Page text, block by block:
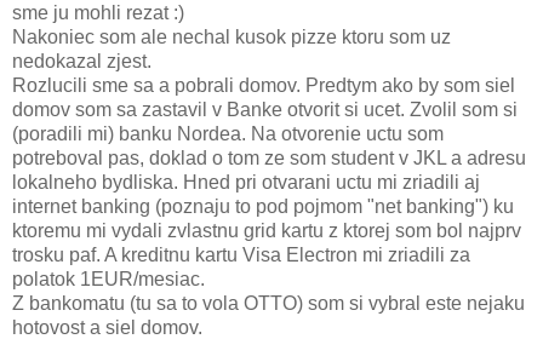
sme ju mohli rezat :)
Nakoniec som ale nechal kusok pizze ktoru som uz
nedokazal zjest.
Rozlucili sme sa a pobrali domov. Predtym ako by som siel
domov som sa zastavil v Banke otvorit si ucet. Zvolil som si
(poradili mi) banku Nordea. Na otvorenie uctu som
potreboval pas, doklad o tom ze som student v JKL a adresu
lokalneho bydliska. Hned pri otvarani uctu mi zriadili aj
internet banking (poznaju to pod pojmom "net banking") ku
ktoremu mi vydali zvlastnu grid kartu z ktorej som bol najprv
trosku paf. A kreditnu kartu Visa Electron mi zriadili za
polatok 1EUR/mesiac.
Z bankomatu (tu sa to vola OTTO) som si vybral este nejaku
hotovost a siel domov.